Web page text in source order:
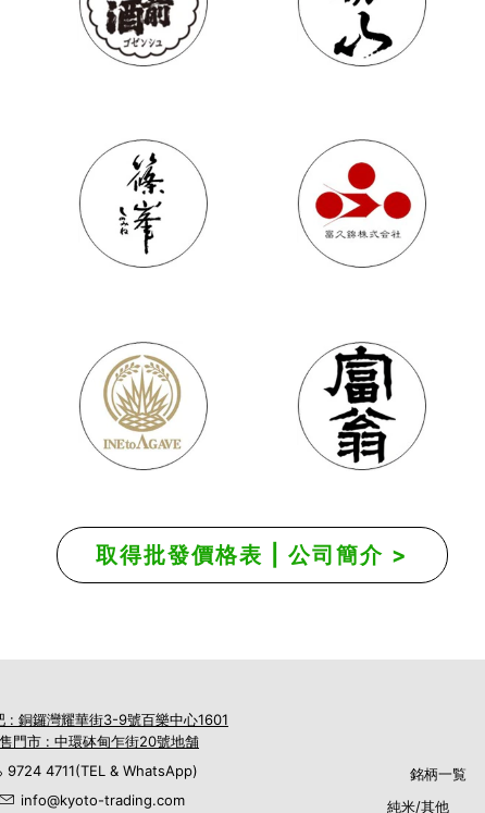
取得批發價格表 | 公司簡介 >
: 銅鑼灣耀華街3-9號百樂中心1601
門市 : 中環砵甸乍街20號地舗
9724 4711(TEL & WhatsApp)
info@kyoto-trading.com
銘柄一覧
純米/其他